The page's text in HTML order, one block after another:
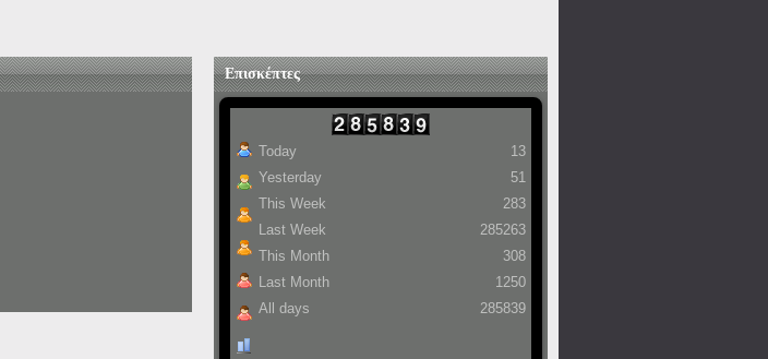
Επισκέπτες
Today
Yesterday
This Week
Last Week
This Month
Last Month
All days
13
51
283
285263
308
1250
285839